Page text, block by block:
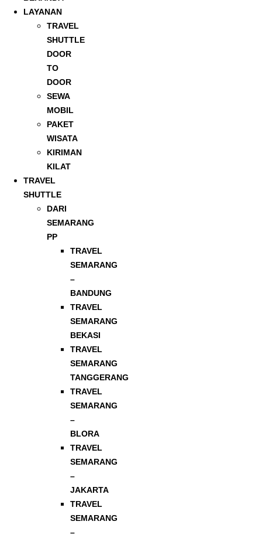
LAYANAN
TRAVEL
SHUTTLE
DOOR
TO
DOOR
SEWA
MOBIL
PAKET
WISATA
KIRIMAN
KILAT
TRAVEL
SHUTTLE
DARI
SEMARANG
PP
TRAVEL
SEMARANG
–
BANDUNG
TRAVEL
SEMARANG
BEKASI
TRAVEL
SEMARANG
TANGGERANG
TRAVEL
SEMARANG
–
BLORA
TRAVEL
SEMARANG
–
JAKARTA
TRAVEL
SEMARANG
–